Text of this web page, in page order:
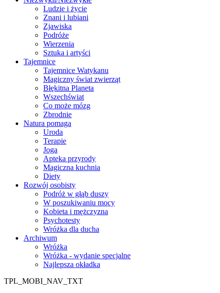
Ludzie i życie
Znani i lubiani
Zjawiska
Podróże
Wierzenia
Sztuka i artyści
Tajemnice
Tajemnice Watykanu
Magiczny świat zwierząt
Błękitna Planeta
Wszechświat
Co może mózg
Zbrodnie
Natura pomaga
Uroda
Terapie
Joga
Apteka przyrody
Magiczna kuchnia
Diety
Rozwój osobisty
Podróż w głąb duszy
W poszukiwaniu mocy
Kobieta i mężczyzna
Psychotesty
Wróżka dla ducha
Archiwum
Wróżka
Wróżka - wydanie specjalne
Najlepsza okładka
TPL_MOBI_NAV_TXT